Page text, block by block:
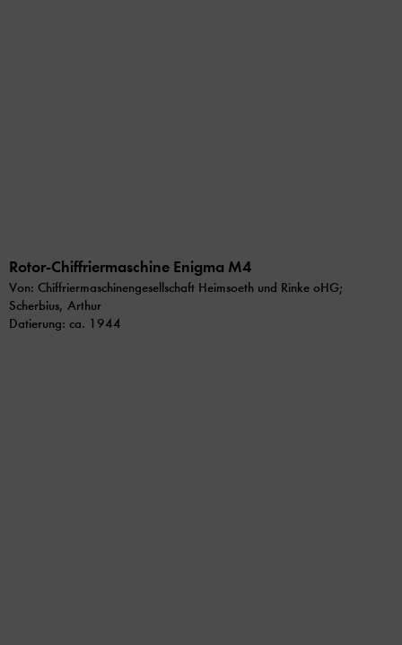
Rotor-Chiffriermaschine Enigma M4
Von: Chiffriermaschinengesellschaft Heimsoeth und Rinke oHG;
Scherbius, Arthur
Datierung: ca. 1944